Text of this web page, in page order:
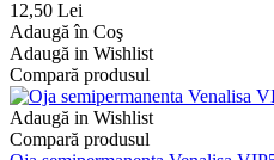
12,50 Lei
Adaugă în Coş
Adaugă in Wishlist
Compară produsul
Adaugă in Wishlist
Compară produsul